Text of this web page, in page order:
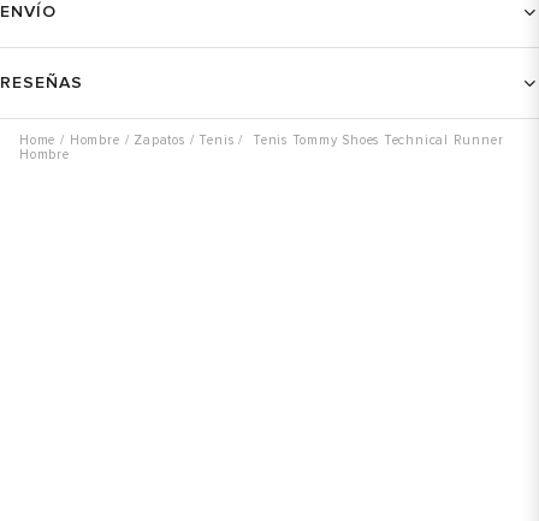
ENVÍO
RESEÑAS
Hombre Zapatos Tenis
Tenis Tommy Shoes Technical Runner
Hombre